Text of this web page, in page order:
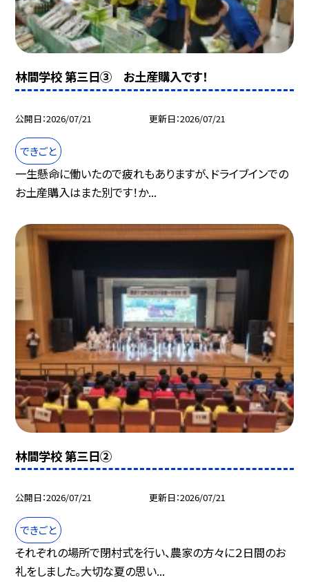
林間学校 第三日③ お土産購入です！
公開日 2026/07/21 更新日 2026/07/21
できごと
一生懸命に働いたので疲れもありますが、ドライブインでの
お土産購入はまた別です！か...
林間学校 第三日②
公開日 2026/07/21 更新日 2026/07/21
できごと
それぞれの場所で閉村式を行い、農家の方々に２日間のお
礼をしました。大切な夏の思い...